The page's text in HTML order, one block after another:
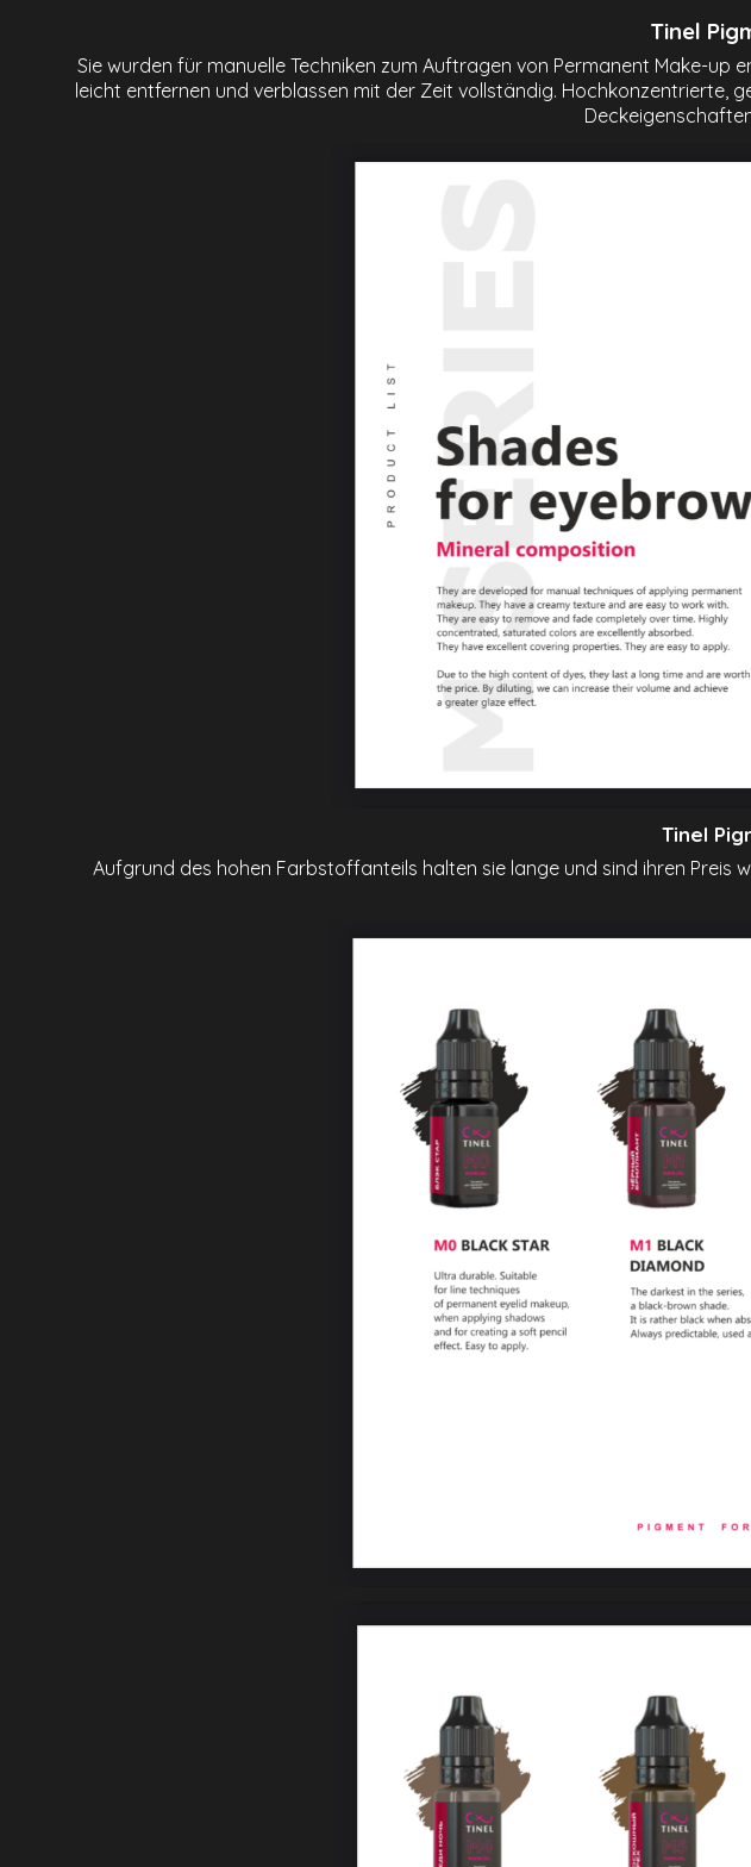
Tinel
Sie wurden für manuelle Techniken zum Auftragen von Permanent Make-up
leicht entfernen und verblassen mit der Zeit vollständig.
Tinel
Aufgrund des hohen Farbstoffanteils halten sie lange und sind ihren Preis